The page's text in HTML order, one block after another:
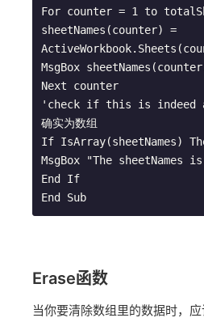
For counter = 1 to
sheetNames(counter) =
MsgBox
Next counter
'check if this is indeed
确实为数组
If IsArray(sheetNames)
MsgBox "The sheetNames
End If
Erase函数
当你要清除数组里的数据时，